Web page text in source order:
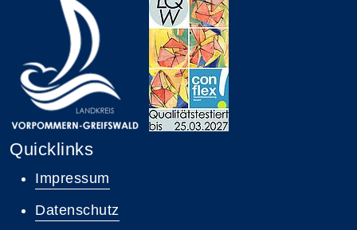
Quicklinks
Impressum
Datenschutz